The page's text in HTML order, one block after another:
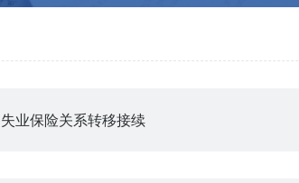
失业保险关系转移接续